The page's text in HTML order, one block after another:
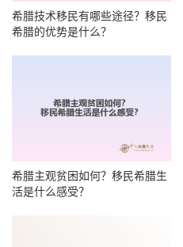
希腊技术移民有哪些途径？移民
希腊的优势是什么？
希腊主观贫困如何？移民希腊生
活是什么感受？